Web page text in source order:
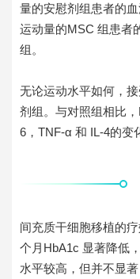
量的安慰剂组患者的
运动量的MSC 组患者
组。
无论运动水平如何，
剂组。与对照组相比
6，TNF-α 和 IL-4的变
间充质干细胞移植的
个月HbA1c 显著降低
水平较高，但并不显